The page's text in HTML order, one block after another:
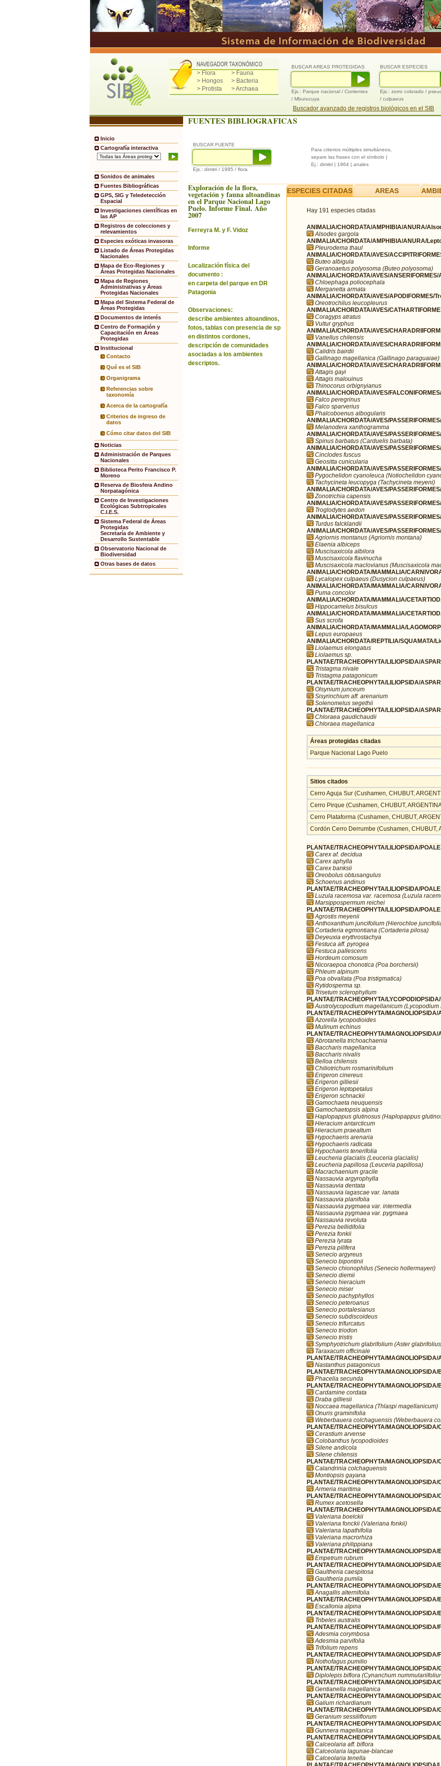
> Flora
> Fauna
> Hongos
> Bacteria
> Protista
> Archaea
BUSCAR ESPECIES
Ejs.: zorro colorado /
/ culpaeus
BUSCAR AREAS PROTEGIDAS
Ejs.: Parque nacional / Corrientes
/ Mburucuya
Buscador avanzado de registros biológicos en el SIB
Inicio
Cartografía interactiva
Sonidos de animales
Fuentes Bibliográficas
GPS, SIG y Teledetección
Espacial
Investigaciones científicas en
las AP
Registros de colecciones y
relevamientos
Especies exóticas invasoras
Listado de Áreas Protegidas
Nacionales
Mapa de Eco-Regiones y
Áreas Protegidas Nacionales
Mapa de Regiones
Administrativas y Áreas
Protegidas Nacionales
Mapa del Sistema Federal de
Áreas Protegidas
Documentos de interés
Centro de Formación y
Capacitación en Áreas
Protegidas
Institucional
Contacto
Qué es el SIB
Organigrama
Referencias sobre
taxonomía
Acerca de la cartografía
Criterios de ingreso de
datos
Cómo citar datos del SIB
Noticias
Administración de Parques
Nacionales
Biblioteca Perito Francisco P.
Moreno
Reserva de Biosfera Andino
Norpatagónica
Centro de Investigaciones
Ecológicas Subtropicales
C.I.E.S.
Sistema Federal de Áreas
Protegidas
Secretaría de Ambiente y
Desarrollo Sustentable
Observatorio Nacional de
Biodiversidad
Otras bases de datos
FUENTES BIBLIOGRAFICAS
BUSCAR FUENTE
Ejs.: dimitri / 1995 / flora
Para criterios múltiples simultáneos,
separe las frases con el símbolo |
Ej.: dimitri | 1964 | anales
Exploración de la flora,
vegetación y fauna altoandinas
en el Parque Nacional Lago
Puelo. Informe Final. Año
2007
Ferreyra M. y F. Vidoz
Informe
Localización física del
documento :
en carpeta del parque en DR
Patagonia
Observaciones:
describe ambientes altoandinos,
fotos, tablas con presencia de sp
en distintos cordones,
descripción de comunidades
asociadas a los ambientes
descriptos.
ESPECIES CITADAS AREAS
Hay 191 especies citadas
ANIMALIA/CHORDATA/AMPHIBIA/ANURA/
Alsodes gargola
ANIMALIA/CHORDATA/AMPHIBIA/ANURA/
Pleurodema thaul
ANIMALIA/CHORDATA/AVES/
Buteo albigula
Geranoaetus polyosoma (Buteo polyosoma)
ANIMALIA/CHORDATA/AVES/
Chloephaga poliocephala
Merganetta armata
ANIMALIA/CHORDATA/AVES/APODIFORMES/
Oreotrochilus leucopleurus
ANIMALIA/CHORDATA/AVES/
Coragyps atratus
Vultur gryphus
ANIMALIA/CHORDATA/AVES/
Vanellus chilensis
ANIMALIA/CHORDATA/AVES/
Calidris bairdii
Gallinago magellanica (Gallinago paraguaiae)
ANIMALIA/CHORDATA/AVES/
Attagis gayi
Attagis malouinus
Thinocorus orbignyianus
ANIMALIA/CHORDATA/AVES/
Falco peregrinus
Falco sparverius
Phalcoboenus albogularis
ANIMALIA/CHORDATA/AVES/
Melanodera xanthogramma
ANIMALIA/CHORDATA/AVES/
Spinus barbatus (Carduelis barbata)
ANIMALIA/CHORDATA/AVES/
Cinclodes fuscus
Geositta cunicularia
ANIMALIA/CHORDATA/AVES/
Pygochelidon cyanoleuca (Notiochelidon
Tachycineta leucopyga (Tachycineta meyeni)
ANIMALIA/CHORDATA/AVES/
Zonotrichia capensis
ANIMALIA/CHORDATA/AVES/
Troglodytes aedon
ANIMALIA/CHORDATA/AVES/
Turdus falcklandii
ANIMALIA/CHORDATA/AVES/
Agriornis montanus (Agriornis montana)
Elaenia albiceps
Muscisaxicola albilora
Muscisaxicola flavinucha
Muscisaxicola maclovianus (Muscisaxicola
ANIMALIA/CHORDATA/MAMMALIA/
Lycalopex culpaeus (Dusycion culpaeus)
ANIMALIA/CHORDATA/MAMMALIA/
Puma concolor
ANIMALIA/CHORDATA/MAMMALIA/
Hippocamelus bisulcus
ANIMALIA/CHORDATA/MAMMALIA/
Sus scrofa
ANIMALIA/CHORDATA/MAMMALIA/
Lepus europaeus
ANIMALIA/CHORDATA/REPTILIA/SQUAMATA/
Liolaemus elongatus
Liolaemus sp.
PLANTAE/TRACHEOPHYTA/LILIOPSIDA/
Tristagma nivale
Tristagma patagonicum
PLANTAE/TRACHEOPHYTA/LILIOPSIDA/
Olsynium junceum
Sisyrinchium aff. arenarium
Solenomelus segethii
PLANTAE/TRACHEOPHYTA/LILIOPSIDA/
Chloraea gaudichaudii
Chloraea magellanica
Áreas protegidas citadas
Parque Nacional Lago Puelo
Sitios citados
Cerro Aguja Sur (Cushamen, CHUBUT,
Cerro Pirque (Cushamen, CHUBUT,
Cerro Plataforma (Cushamen, CHUBUT,
Cordón Cerro Derrumbe (Cushamen, CHUBUT,
PLANTAE/TRACHEOPHYTA/LILIOPSIDA/
Carex af. decidua
Carex aphylla
Carex banksii
Oreobolus obtusangulus
Schoenus andinus
PLANTAE/TRACHEOPHYTA/LILIOPSIDA/
Luzula racemosa var. racemosa (Luzula
Marsippospermum reichei
PLANTAE/TRACHEOPHYTA/LILIOPSIDA/
Agrostis meyenii
Anthoxanthum juncifolium (Hierochloe
Cortaderia egmontiana (Cortaderia pilosa)
Deyeuxia erythrostachya
Festuca aff. pyrogea
Festuca pallescens
Hordeum comosum
Nicoraepoa chonotica (Poa borchersii)
Phleum alpinum
Poa obvallata (Poa tristigmatica)
Rytidosperma sp.
Trisetum sclerophyllum
PLANTAE/TRACHEOPHYTA/
Austrolycopodium magellanicum
PLANTAE/TRACHEOPHYTA/
Azorella lycopodioides
Mulinum echinus
PLANTAE/TRACHEOPHYTA/
Abrotanella trichoachaenia
Baccharis magellanica
Baccharis nivalis
Belloa chilensis
Chiliotrichum rosmarinifolium
Erigeron cinereus
Erigeron gilliesii
Erigeron leptopetalus
Erigeron schnackii
Gamochaeta neuquensis
Gamochaetopsis alpina
Haplopappus glutinosus (Haplopappus
Hieracium antarcticum
Hieracium praealtum
Hypochaeris arenaria
Hypochaeris radicata
Hypochaeris tenerifolia
Leucheria glacialis (Leuceria glacialis)
Leucheria papillosa (Leuceria papillosa)
Macrachaenium gracile
Nassauvia argyrophylla
Nassauvia dentata
Nassauvia lagascae var. lanata
Nassauvia planifolia
Nassauvia pygmaea var. intermedia
Nassauvia pygmaea var. pygmaea
Nassauvia revoluta
Perezia bellidifolia
Perezia fonkii
Perezia lyrata
Perezia pilifera
Senecio argyreus
Senecio bipontinii
Senecio chionophilus (Senecio hollermayeri)
Senecio diemii
Senecio hieracium
Senecio miser
Senecio pachyphyllos
Senecio peteroanus
Senecio portalesianus
Senecio subdiscoideus
Senecio trifurcatus
Senecio triodon
Senecio tristis
Symphyotrichum glabrifolium (Aster
Taraxacum officinale
PLANTAE/TRACHEOPHYTA/
Nastanthus patagonicus
PLANTAE/TRACHEOPHYTA/
Phacelia secunda
PLANTAE/TRACHEOPHYTA/
Cardamine cordata
Draba gilliesii
Noccaea magellanica (Thlaspi magellanicum)
Onuris graminifolia
Weberbauera colchaguensis (Weberbauera
PLANTAE/TRACHEOPHYTA/
Cerastium arvense
Colobanthus lycopodioides
Silene andicola
Silene chilensis
PLANTAE/TRACHEOPHYTA/
Calandrinia colchaguensis
Montiopsis gayana
PLANTAE/TRACHEOPHYTA/
Armeria maritima
PLANTAE/TRACHEOPHYTA/
Rumex acetosella
PLANTAE/TRACHEOPHYTA/
Valeriana boelckii
Valeriana fonckii (Valeriana fonkii)
Valeriana lapathifolia
Valeriana macrorhiza
Valeriana philippiana
PLANTAE/TRACHEOPHYTA/
Empetrum rubrum
PLANTAE/TRACHEOPHYTA/
Gaultheria caespitosa
Gaultheria pumila
PLANTAE/TRACHEOPHYTA/
Anagallis alternifolia
PLANTAE/TRACHEOPHYTA/
Escallonia alpina
PLANTAE/TRACHEOPHYTA/
Tribeles australis
PLANTAE/TRACHEOPHYTA/
Adesmia corymbosa
Adesmia parvifolia
Trifolium repens
PLANTAE/TRACHEOPHYTA/
Nothofagus pumilio
PLANTAE/TRACHEOPHYTA/
Diplolepis biflora (Cynanchum
PLANTAE/TRACHEOPHYTA/
Gentianella magellanica
PLANTAE/TRACHEOPHYTA/
Galium richardianum
PLANTAE/TRACHEOPHYTA/
Geranium sessiliflorum
PLANTAE/TRACHEOPHYTA/
Gunnera magellanica
PLANTAE/TRACHEOPHYTA/
Calceolaria aff. biflora
Calceolaria lagunae-blancae
Calceolaria tenella